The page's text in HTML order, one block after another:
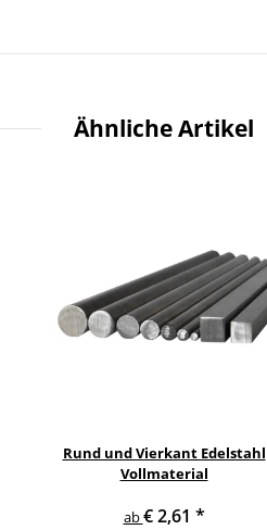
Ähnliche Artikel
Rund und Vierkant Edelstahl
Vollmaterial
ab€ 2,61 *